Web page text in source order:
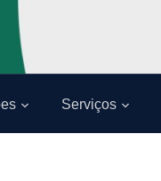
Serviços